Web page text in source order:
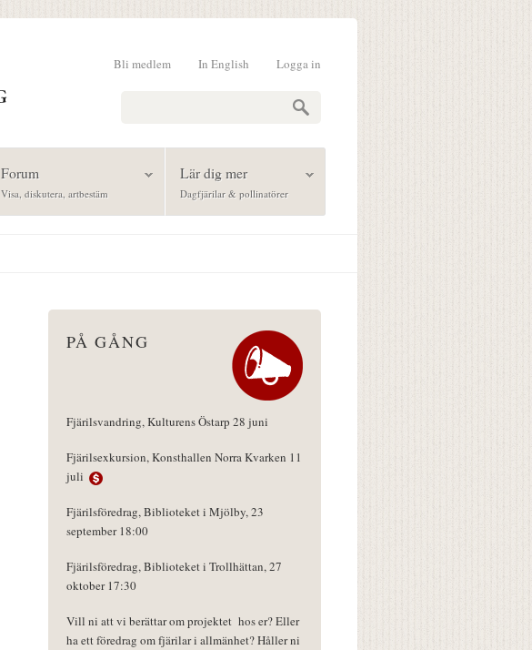
Logga in
In English
Bli medlem
Forum
Visa, diskutera, artbestäm
Lär dig mer
Dagfjärilar & pollinatörer
PÅ GÅNG
Fjärilsvandring, Kulturens Östarp 28 juni
Fjärilsexkursion, Konsthallen Norra Kvarken 11
juli
Fjärilsföredrag, Biblioteket i Mjölby, 23
september 18:00
Fjärilsföredrag, Biblioteket i Trollhättan, 27
oktober 17:30
Vill ni att vi berättar om projektet hos er? Eller
ha ett föredrag om fjärilar i allmänhet? Håller ni